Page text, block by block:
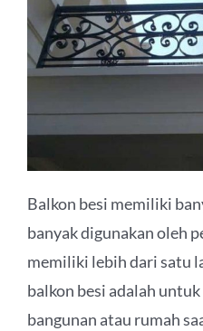
Balkon besi memiliki
banyak digunakan oleh
memiliki lebih dari satu
balkon besi adalah
bangunan atau rumah